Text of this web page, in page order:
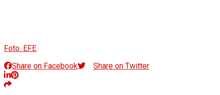
Foto. EFE
Share on Facebook
Share on Twitter